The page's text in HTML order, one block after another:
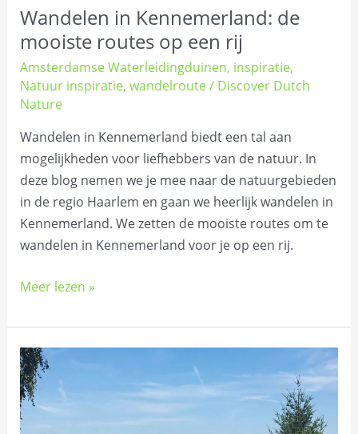
Wandelen in Kennemerland: de
mooiste routes op een rij
Amsterdamse Waterleidingduinen, inspiratie,
Natuur inspiratie,wandelroute/ Discover Dutch
Nature
Wandelen in Kennemerland biedt een tal aan
mogelijkheden voor liefhebbers van de natuur. In
deze blog nemen we je mee naar de natuurgebieden
in de regio Haarlem en gaan we heerlijk wandelen in
Kennemerland. We zetten de mooiste routes om te
wandelen in Kennemerland voor je op een rij.
Meer lezen »
Heidewandelingen
in
Nederland:
5